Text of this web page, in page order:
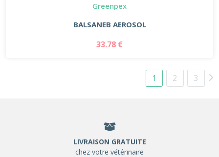
Greenpex
BALSANEB AEROSOL
33.78 €
1 2 3
LIVRAISON GRATUITE
chez votre vétérinaire